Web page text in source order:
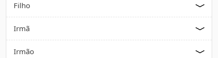
Filho
Irmã
Irmão